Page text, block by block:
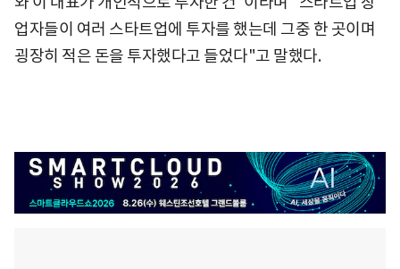
업자들이 여러 스타트업에 투자를 했는데 그중 한 곳이며
굉장히 적은 돈을 투자했다고 들었다"고 말했다.